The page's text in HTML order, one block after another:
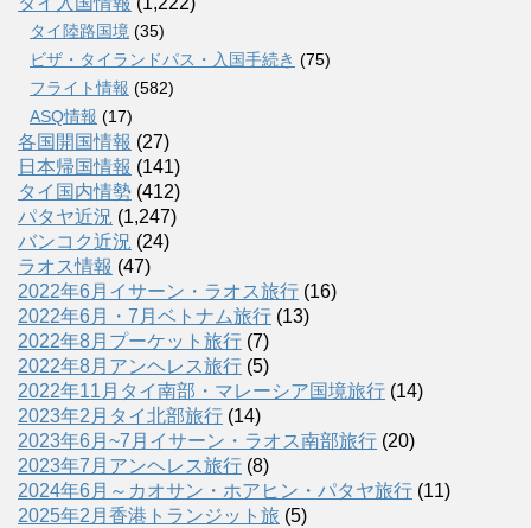
タイ陸路国境 (35)
ビザ・タイランドパス・入国手続き (75)
フライト情報 (582)
ASQ情報 (17)
各国開国情報 (27)
日本帰国情報 (141)
タイ国内情勢 (412)
パタヤ近況 (1,247)
バンコク近況 (24)
ラオス情報 (47)
2022年6月イサーン・ラオス旅行 (16)
2022年6月・7月ベトナム旅行 (13)
2022年8月プーケット旅行 (7)
2022年8月アンヘレス旅行 (5)
2022年11月タイ南部・マレーシア国境旅行 (14)
2023年2月タイ北部旅行 (14)
2023年6月~7月イサーン・ラオス南部旅行 (20)
2023年7月アンヘレス旅行 (8)
2024年6月～カオサン・ホアヒン・パタヤ旅行 (11)
2025年2月香港トランジット旅 (5)